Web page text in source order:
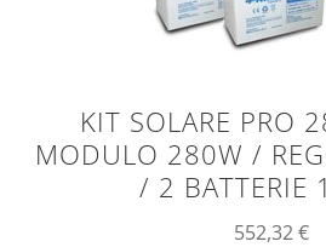
KIT SOLARE PRO
MODULO 280W /
/ 2 BATTERIE
552,32€